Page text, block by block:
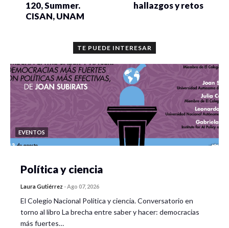
120, Summer.
CISAN, UNAM
hallazgos y retos
TE PUEDE INTERESAR
EVENTOS
Política y ciencia
Laura Gutiérrez -Ago 07, 2026
El Colegio Nacional Política y ciencia. Conversatorio en
torno al libro La brecha entre saber y hacer: democracias
más fuertes…